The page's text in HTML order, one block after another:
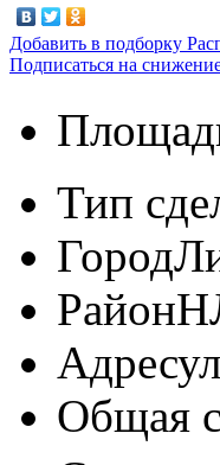
Добавить в подборку
Подписаться на
Тип
Город
Район
Адрес
Общая